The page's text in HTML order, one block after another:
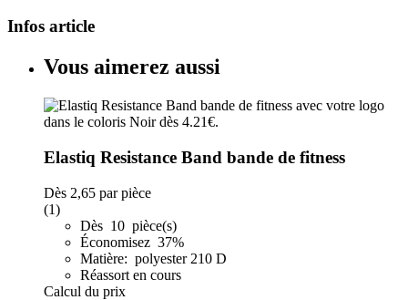
Infos article
Vous aimerez aussi
Elastiq Resistance Band bande de fitness
Dès 2,65 par pièce
(1)
Dès 10 pièce(s)
Économisez 37%
Matière: polyester 210 D
Réassort en cours
Calcul du prix